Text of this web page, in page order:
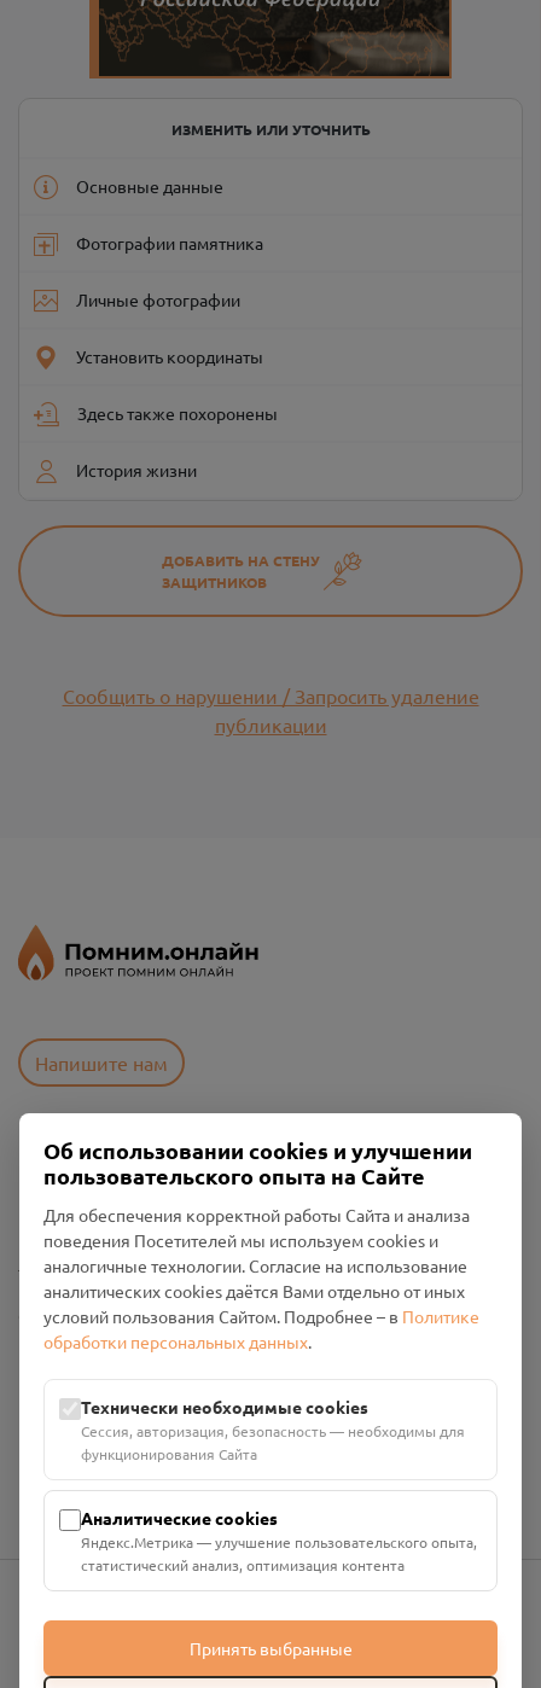
ИЗМЕНИТЬ ИЛИ УТОЧНИТЬ
Основные данные
Фотографии памятника
Личные фотографии
Установить координаты
Здесь также похоронены
История жизни
ДОБАВИТЬ НА СТЕНУ
ЗАЩИТНИКОВ
Сообщить о нарушении / Запросить удаление
публикации
Напишите нам
Пользовательское соглашение
Политика конфиденциальности
Промо-материалы
Настройки cookies
Общество с ограниченной ответственностью «Смоленский
Проект Помним»
Юридический адрес: 216790, Смоленская область, р-н
Руднянский, г. Рудня, улица Западная, д. 26А, пом. 18
Номер счёта: 40702810901130004287 в АО "АЛЬФА-БАНК"
Кор. счёт: 30101810200000000593
info@pomnim.online
Об использовании cookies и улучшении
пользовательского опыта на Сайте
Для обеспечения корректной работы Сайта и анализа
поведения Посетителей мы используем cookies и
аналогичные технологии. Согласие на использование
аналитических cookies даётся Вами отдельно от иных
условий пользования Сайтом. Подробнее – в Политике
обработки персональных данных.
Технически необходимые cookies
Сессия, авторизация, безопасность — необходимы для
функционирования Сайта
Аналитические cookies
Яндекс.Метрика — улучшение пользовательского опыта,
статистический анализ, оптимизация контента
Принять выбранные